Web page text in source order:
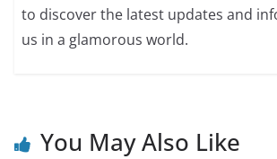
to discover the latest updates and
us in a glamorous world.
You May Also Like